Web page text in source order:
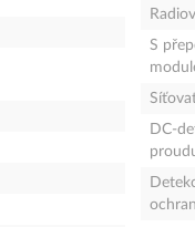
S
DC-